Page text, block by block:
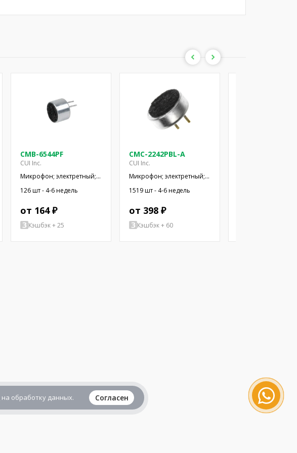
CMB-6544PF
CUI Inc.
Микрофон; электретный;
20Гц÷20кГц; 1кОм; -44дБ;
Ø9,4x6,5мм; 500мкА
126 шт - 4-6 недель
от 164 ₽
Кэшбэк + 25
CMC-2242PBL-A
CUI Inc.
Микрофон; электретный;
100Гц÷20кГц; 2,2кОм;
-42дБ; Ø6x2,2мм; 2÷10В
1519 шт - 4-6 недель
от 398 ₽
Кэшбэк + 60
на обработку данных. Согласен